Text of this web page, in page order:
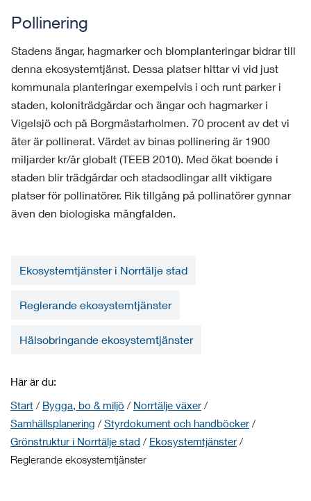
Pollinering
Stadens ängar, hagmarker och blomplanteringar bidrar till
denna ekosystemtjänst. Dessa platser hittar vi vid just
kommunala planteringar exempelvis i och runt parker i
staden, koloniträdgårdar och ängar och hagmarker i
Vigelsjö och på Borgmästarholmen. 70 procent av det vi
äter är pollinerat. Värdet av binas pollinering är 1900
miljarder kr/år globalt (TEEB 2010). Med ökat boende i
staden blir trädgårdar och stadsodlingar allt viktigare
platser för pollinatörer. Rik tillgång på pollinatörer gynnar
även den biologiska mångfalden.
Ekosystemtjänster i Norrtälje stad
Reglerande ekosystemtjänster
Hälsobringande ekosystemtjänster
Här är du:
Start / Bygga, bo & miljö / Norrtälje växer /
Samhällsplanering / Styrdokument och handböcker /
Grönstruktur i Norrtälje stad / Ekosystemtjänster /
Reglerande ekosystemtjänster